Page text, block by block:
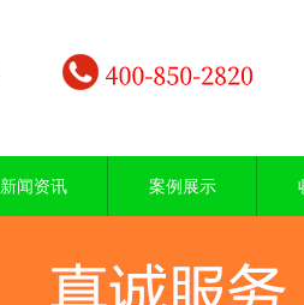
新闻资讯 案例展示